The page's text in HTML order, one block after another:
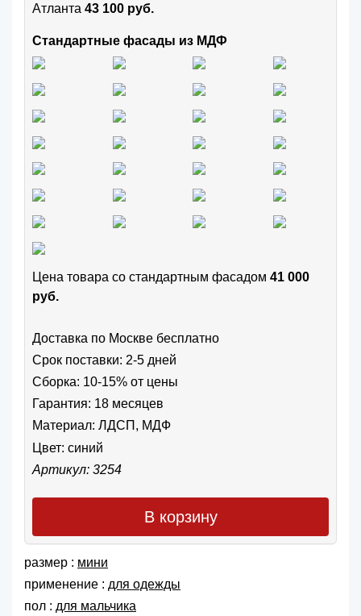
Атланта 43 100 руб.
Стандартные фасады из МДФ
Цена товара cо стандартным фасадом 41 000
руб.
Доставка по Москве бесплатно
Срок поставки: 2-5 дней
Сборка: 10-15% от цены
Гарантия: 18 месяцев
Материал: ЛДСП, МДФ
Цвет: синий
Артикул: 3254
В корзину
размер : мини
применение : для одежды
пол : для мальчика